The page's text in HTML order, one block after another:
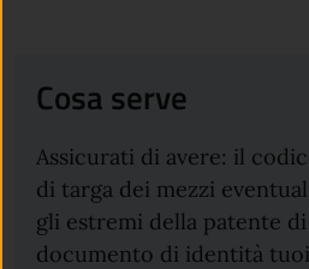
Cosa serve
Assicurati di avere: il
di targa dei mezzi
gli estremi della patente
documento di identità